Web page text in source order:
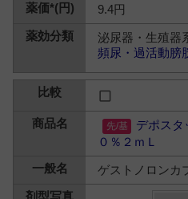
9.4円
泌尿器・生殖器
頻尿・過活動膀
デポス
０％２ｍＬ
ゲストノロンカ